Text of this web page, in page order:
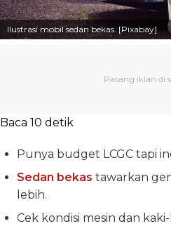
Ilustrasi mobil sedan bekas. [Pixabay]
Baca 10 detik
Punya budget LCGC tapi
Sedan bekas tawarkan
lebih.
Cek kondisi mesin dan